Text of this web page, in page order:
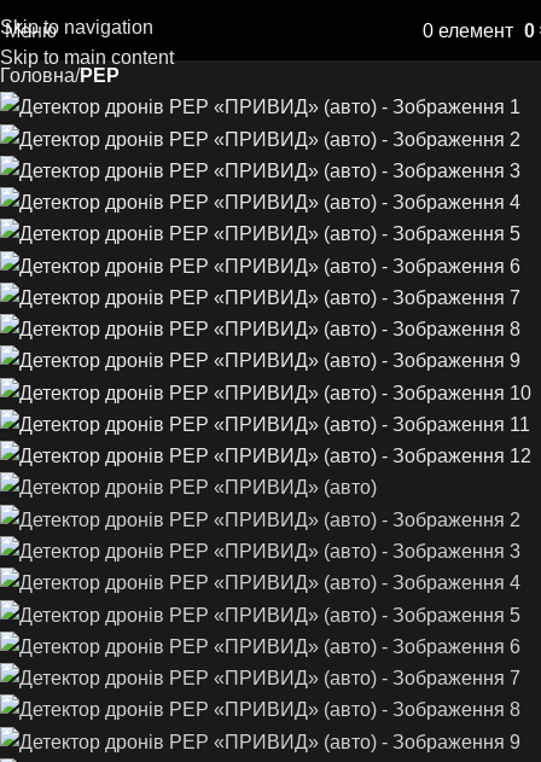
Skip to navigation
Skip to main content
Меню 0 елемент 0
Головна РЕР